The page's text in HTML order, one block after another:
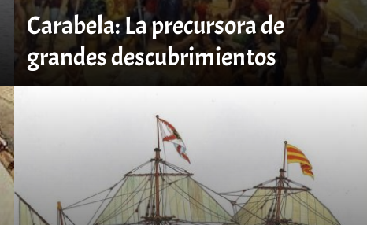
Carabela: La precursora de
grandes descubrimientos